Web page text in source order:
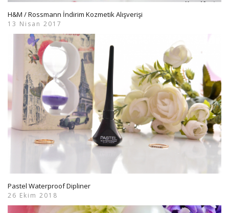
H&M / Rossmann İndirim Kozmetik Alışverişi
13 Nisan 2017
Pastel Waterproof Dipliner
26 Ekim 2018